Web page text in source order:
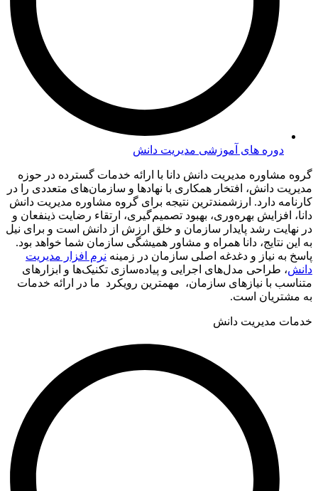
دوره های آموزشی مدیریت دانش
گروه مشاوره مدیریت دانش دانا با ارائه خدمات گسترده در حوزه
مدیریت دانش، افتخار همکاری با نهادها و سازمان‌های متعددی را در
کارنامه دارد. ارزشمندترین نتیجه برای گروه مشاوره مدیریت دانش
دانا، افزایش بهره‌وری، بهبود تصمیم‌گیری، ارتقاء رضایت ذینفعان و
در نهایت رشد پایدار سازمان و خلق ارزش از دانش است و برای نیل
به این نتایج، دانا همراه و مشاور همیشگی سازمان شما خواهد بود.
پاسخ به نیاز و دغدغه اصلی سازمان در زمینه نرم افزار مدیریت
دانش، طراحی مدل‌های اجرایی و پیاده‌سازی تکنیک‌ها و ابزارهای
متناسب با نیازهای سازمان، مهمترین رویکرد ما در ارائه خدمات
به مشتریان است.
خدمات مدیریت دانش